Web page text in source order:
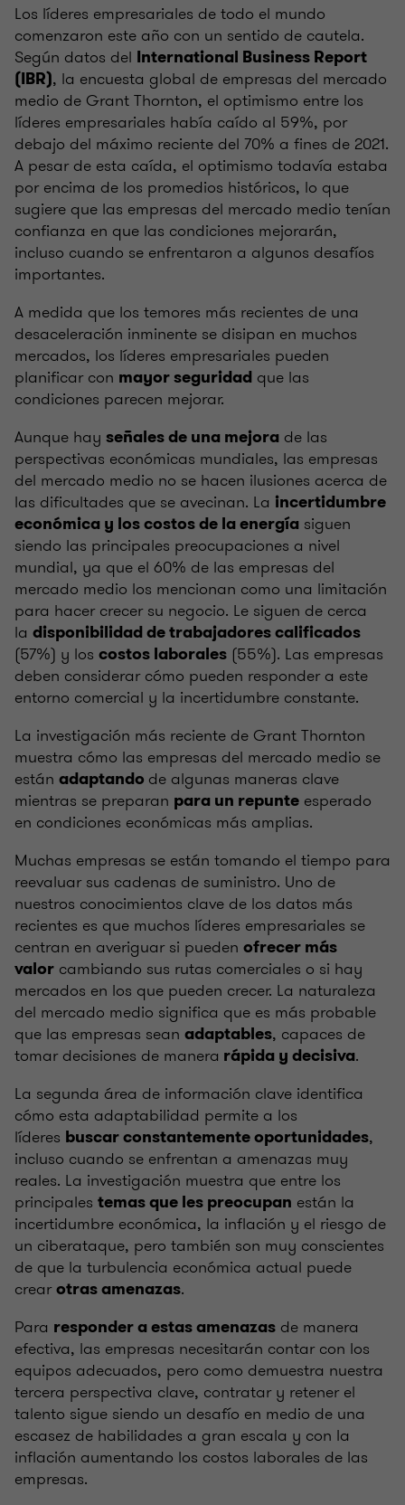
Los líderes empresariales de todo el mundo
comenzaron este año con un sentido de cautela.
Según datos del International Business Report
(IBR), la encuesta global de empresas del mercado
medio de Grant Thornton, el optimismo entre los
líderes empresariales había caído al 59%, por
debajo del máximo reciente del 70% a fines de 2021.
A pesar de esta caída, el optimismo todavía estaba
por encima de los promedios históricos, lo que
sugiere que las empresas del mercado medio tenían
confianza en que las condiciones mejorarán,
incluso cuando se enfrentaron a algunos desafíos
importantes.
A medida que los temores más recientes de una
desaceleración inminente se disipan en muchos
mercados, los líderes empresariales pueden
planificar con mayor seguridad que las
condiciones parecen mejorar.
Aunque hay señales de una mejora de las
perspectivas económicas mundiales, las empresas
del mercado medio no se hacen ilusiones acerca de
las dificultades que se avecinan. La incertidumbre
económica y los costos de la energía siguen
siendo las principales preocupaciones a nivel
mundial, ya que el 60% de las empresas del
mercado medio los mencionan como una limitación
para hacer crecer su negocio. Le siguen de cerca
la disponibilidad de trabajadores calificados
(57%) y los costos laborales (55%). Las empresas
deben considerar cómo pueden responder a este
entorno comercial y la incertidumbre constante.
La investigación más reciente de Grant Thornton
muestra cómo las empresas del mercado medio se
están adaptando de algunas maneras clave
mientras se preparan para un repunte esperado
en condiciones económicas más amplias.
Muchas empresas se están tomando el tiempo para
reevaluar sus cadenas de suministro. Uno de
nuestros conocimientos clave de los datos más
recientes es que muchos líderes empresariales se
centran en averiguar si pueden ofrecer más
valor cambiando sus rutas comerciales o si hay
mercados en los que pueden crecer. La naturaleza
del mercado medio significa que es más probable
que las empresas sean adaptables, capaces de
tomar decisiones de manera rápida y decisiva.
La segunda área de información clave identifica
cómo esta adaptabilidad permite a los
líderes buscar constantemente oportunidades,
incluso cuando se enfrentan a amenazas muy
reales. La investigación muestra que entre los
principales temas que les preocupan están la
incertidumbre económica, la inflación y el riesgo de
un ciberataque, pero también son muy conscientes
de que la turbulencia económica actual puede
crearotras amenazas.
Para responder a estas amenazas de manera
efectiva, las empresas necesitarán contar con los
equipos adecuados, pero como demuestra nuestra
tercera perspectiva clave, contratar y retener el
talento sigue siendo un desafío en medio de una
escasez de habilidades a gran escala y con la
inflación aumentando los costos laborales de las
empresas.